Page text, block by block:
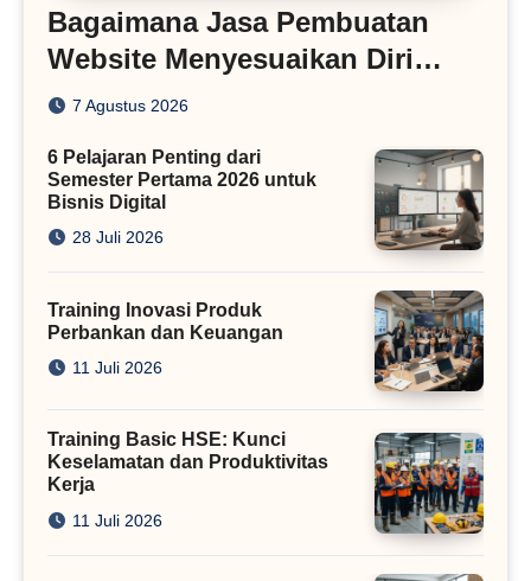
Bagaimana Jasa Pembuatan
Website Menyesuaikan Diri
dengan Algoritma SEO Masa
7 Agustus 2026
6 Pelajaran Penting dari
Semester Pertama 2026 untuk
Bisnis Digital
28 Juli 2026
Training Inovasi Produk
Perbankan dan Keuangan
11 Juli 2026
Training Basic HSE: Kunci
Keselamatan dan Produktivitas
Kerja
11 Juli 2026